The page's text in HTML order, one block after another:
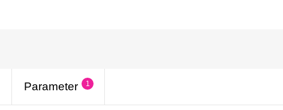
Parameter 1